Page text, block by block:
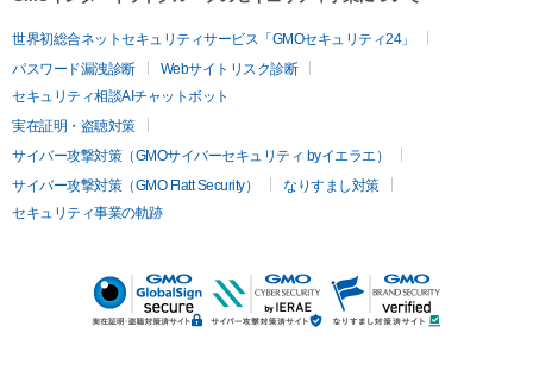
世界初総合ネットセキュリティサービス「GMOセキュリティ24」
パスワード漏洩診断
Webサイトリスク診断
セキュリティ相談AIチャットボット
実在証明・盗聴対策
サイバー攻撃対策（GMOサイバーセキュリティ byイエラエ）
サイバー攻撃対策（GMO Flatt Security）
なりすまし対策
セキュリティ事業の軌跡